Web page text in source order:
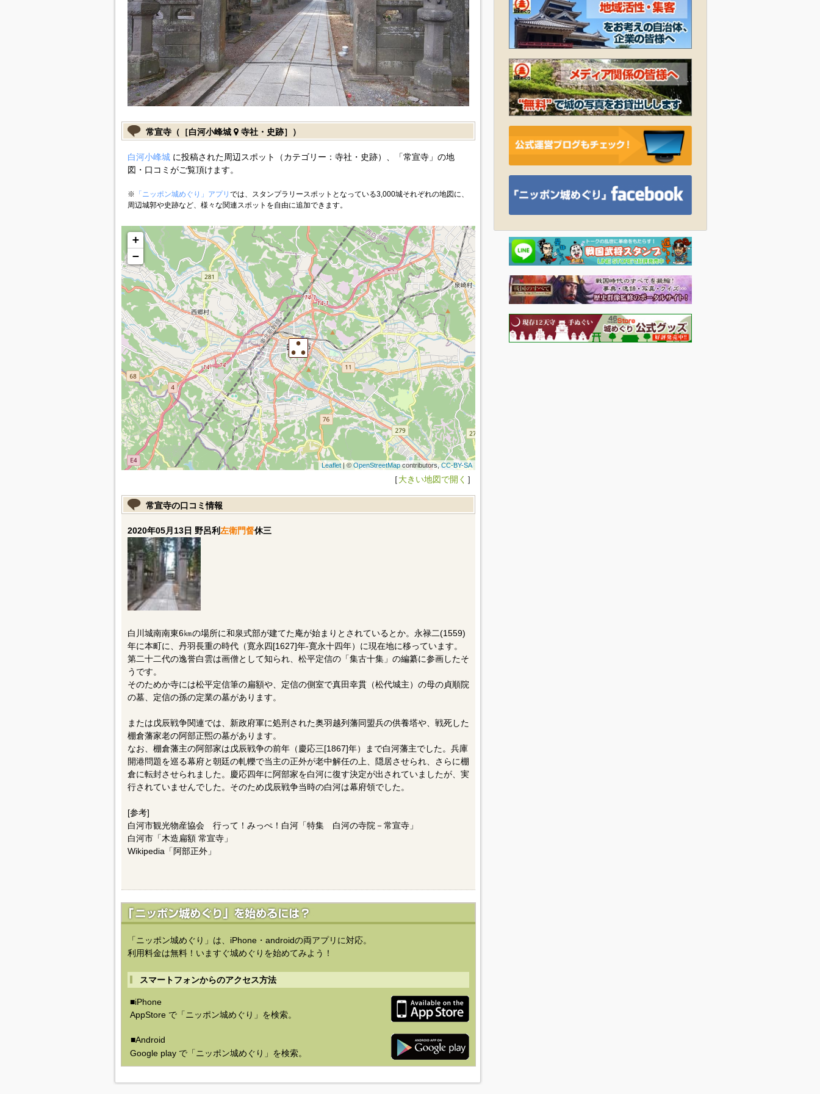
常宣寺（［白河小峰城 寺社・史跡］）
白河小峰城に投稿された周辺スポット（カテゴリー：寺社・史跡）、「常宣寺」の地
図・口コミがご覧頂けます。
※ 「ニッポン城めぐり」アプリ では、スタンプラリースポットとなっている3,000城それぞれの地図に、
周辺城郭や史跡など、様々な関連スポットを自由に追加できます。
+
−
Leaflet| © OpenStreetMapcontributors,CC-BY-SA
［大きい地図で開く ］
常宣寺の口コミ情報
2020年05月13日 野呂利左衛門督休三
白川城南南東6㎞の場所に和泉式部が建てた庵が始まりとされているとか。永禄二(1559)
年に本町に、丹羽長重の時代（寛永四[1627]年-寛永十四年）に現在地に移っています。
第二十二代の逸誉白雲は画僧として知られ、松平定信の「集古十集」の編纂に参画したそ
うです。
そのためか寺には松平定信筆の扁額や、定信の側室で真田幸貫（松代城主）の母の貞順院
の墓、定信の孫の定業の墓があります。
または戊辰戦争関連では、新政府軍に処刑された奥羽越列藩同盟兵の供養塔や、戦死した
棚倉藩家老の阿部正煕の墓があります。
なお、棚倉藩主の阿部家は戊辰戦争の前年（慶応三[1867]年）まで白河藩主でした。兵庫
開港問題を巡る幕府と朝廷の軋轢で当主の正外が老中解任の上、隠居させられ、さらに棚
倉に転封させられました。慶応四年に阿部家を白河に復す決定が出されていましたが、実
行されていませんでした。そのため戊辰戦争当時の白河は幕府領でした。
[参考]
白河市観光物産協会 行って！みっぺ！白河「特集 白河の寺院－常宣寺」
白河市「木造扁額 常宣寺」
Wikipedia「阿部正外」
「ニッポン城めぐり」は、iPhone・androidの両アプリに対応。
利用料金は無料！いますぐ城めぐりを始めてみよう！
スマートフォンからのアクセス方法
■iPhone
AppStore で「ニッポン城めぐり」を検索。
■Android
Google play で「ニッポン城めぐり」を検索。